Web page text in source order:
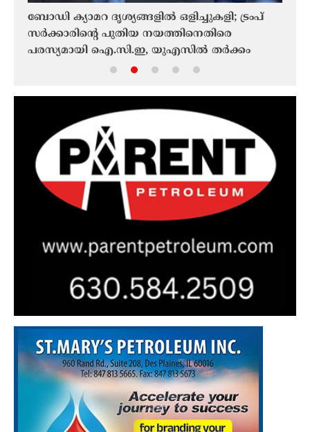
ബോഡി ക്യാമറ ദൃശ്യങ്ങളിൽ ഒളിച്ചുകളി; ട്രംപ്
സർക്കാരിൻ്റെ പുതിയ നയത്തിനെതിരെ
പരസ്യമായി ഐ.സി.ഇ, യുഎസിൽ തർക്കം